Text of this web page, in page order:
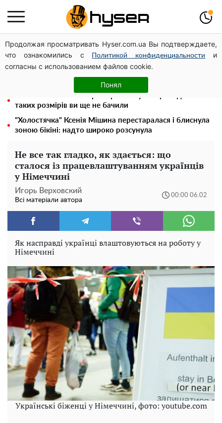
Продолжая просматривать Hyser.com.ua Вы подтверждаете,
что ознакомились с
Политикой конфиденциальности
и
согласны с использованием файлов cookie.
Понял
Українцям виплатять десятки тисяч гривень за постійні
відключення світла
Гола Олена Тополя у цікавих позах змусила відвисати
щелепи: злив відео – було лише початком
таких розмірів ви ще не бачили
"Холостячка" Ксенія Мішина перестаралася і блиснула
зоною бікіні: надто широко розсунула
Не все так гладко, як здається: що
сталося із працевлаштуванням українців
у Німеччині
Игорь Верховский
Всі матеріали автора
00:00 06.02
Як насправді українці влаштовуються на роботу у
Німеччині
Українські біженці у Німеччині, фото: youtube.com